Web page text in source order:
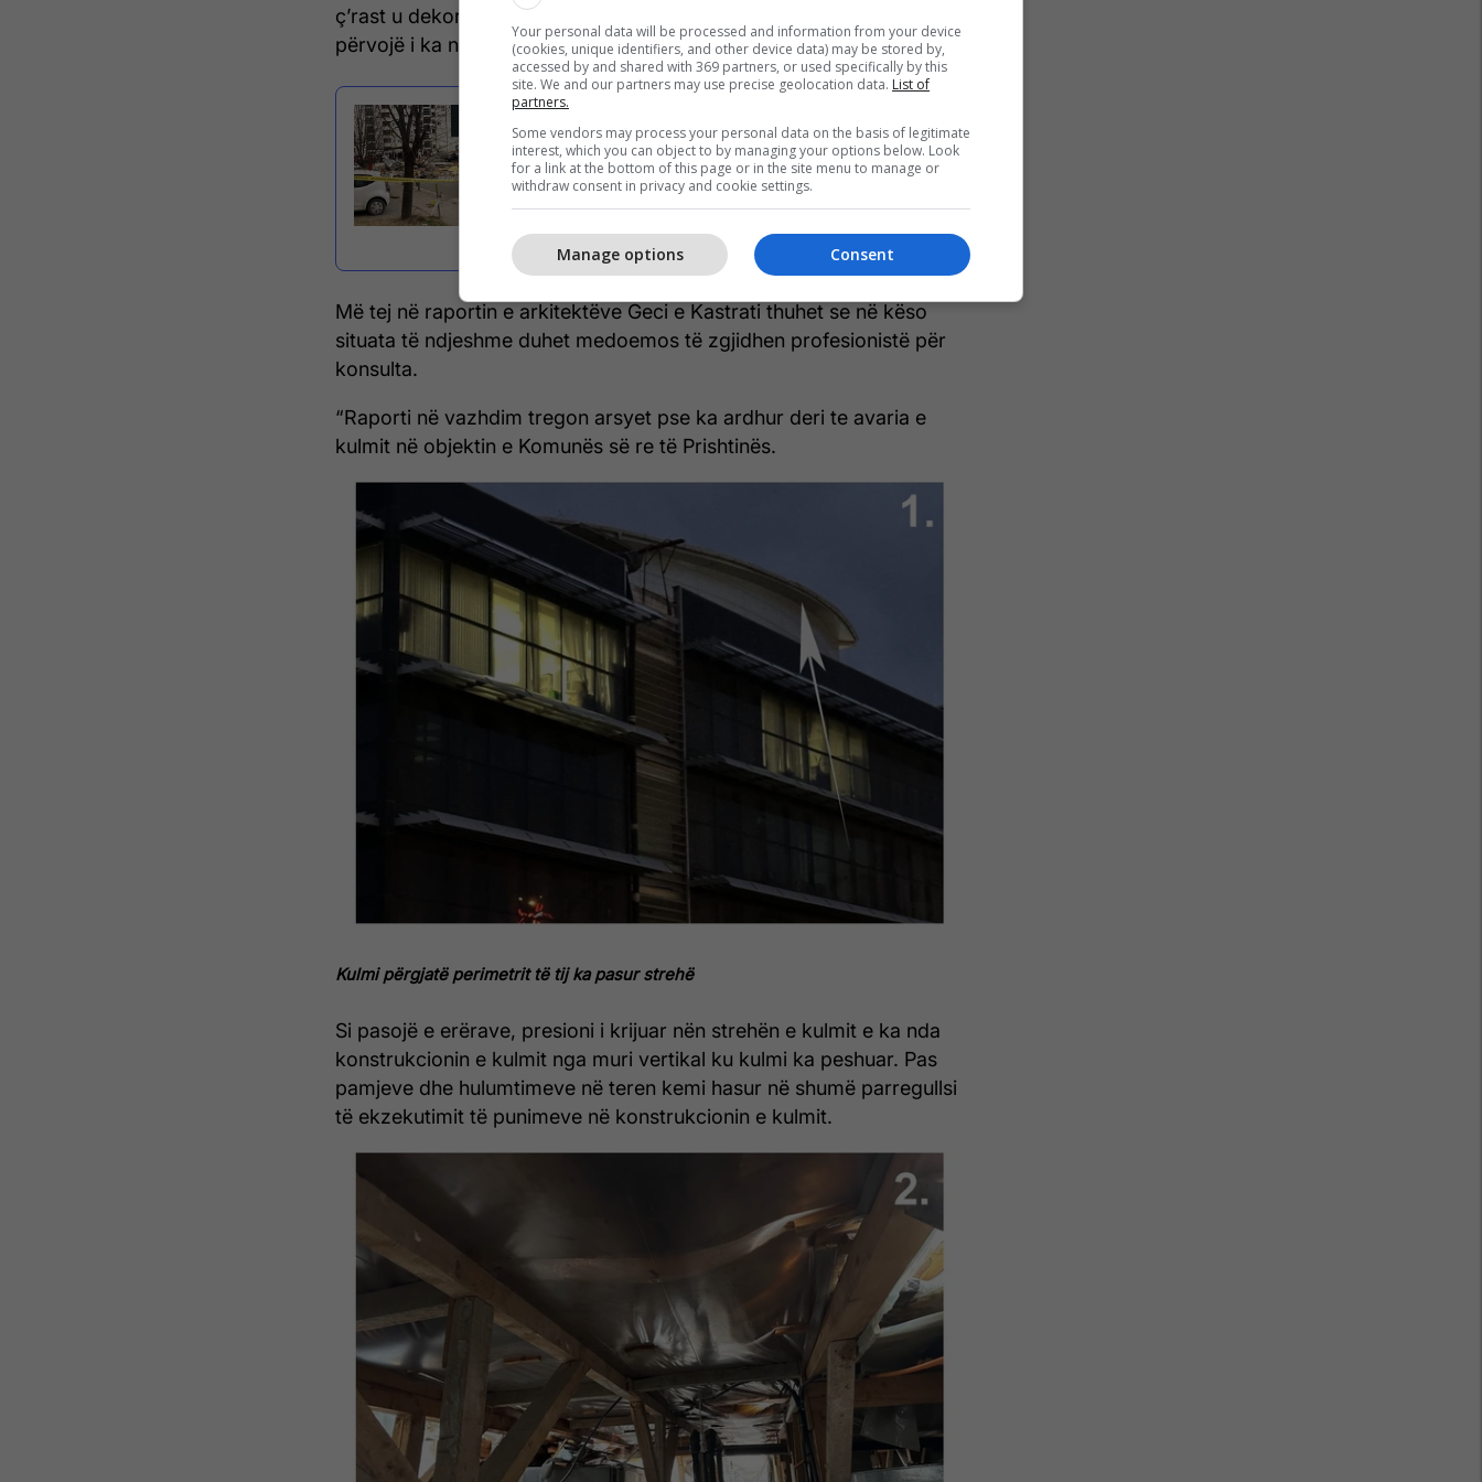
ç’rast u dekoruan me mirënjohje nga Qeveria e Shqipërisë dhe kjo
përvojë i ka ndihmuar ta konstatojnë më lehtë shkakun e dëmit.
Policia jep detaje për rënien e
kulmit të ndërtesës së Komunës së
Prishtinës, një femër e lënduar
dërgohet në QKUK
Më tej në raportin e arkitektëve Geci e Kastrati thuhet se në këso
situata të ndjeshme duhet medoemos të zgjidhen profesionistë për
konsulta.
“Raporti në vazhdim tregon arsyet pse ka ardhur deri te avaria e
kulmit në objektin e Komunës së re të Prishtinës.
Kulmi përgjatë perimetrit të tij ka pasur strehë
Si pasojë e erërave, presioni i krijuar nën strehën e kulmit e ka nda
konstrukcionin e kulmit nga muri vertikal ku kulmi ka peshuar. Pas
pamjeve dhe hulumtimeve në teren kemi hasur në shumë parregullsi
të ekzekutimit të punimeve në konstrukcionin e kulmit.
Your personal data will be processed and information from your device
(cookies, unique identifiers, and other device data) may be stored by,
accessed by and shared with 369 partners, or used specifically by this
site. We and our partners may use precise geolocation data. List of
partners.
Some vendors may process your personal data on the basis of legitimate
interest, which you can object to by managing your options below. Look
for a link at the bottom of this page or in the site menu to manage or
withdraw consent in privacy and cookie settings.
Consent
Manage options